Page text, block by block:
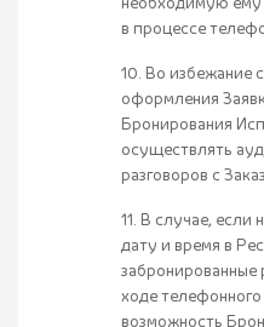
в процессе
10. Во избежание
оформления
Бронирования
осуществлять
разговоров с
11. В случае, если
дату и время в
забронированные
ходе
возможность